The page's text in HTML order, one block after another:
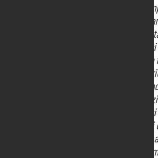
I passi
integrata
del quale
del
del
Tutto ciò
alla cui